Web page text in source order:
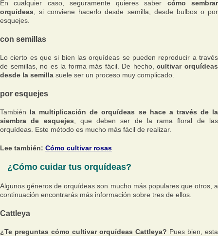
En cualquier caso, seguramente quieres saber cómo sembrar
orquídeas , si conviene hacerlo desde semilla, desde bulbos o por
esquejes.
con semillas
Lo cierto es que si bien las orquídeas se pueden reproducir a través
de semillas, no es la forma más fácil. De hecho,cultivar orquídeas
desde la semilla suele ser un proceso muy complicado.
por esquejes
También la multiplicación de orquídeas se hace a través de la
siembra de esquejes , que deben ser de la rama floral de las
orquídeas. Este método es mucho más fácil de realizar.
Lee también: Cómo cultivar rosas
¿Cómo cuidar tus orquídeas?
Algunos géneros de orquídeas son mucho más populares que otros, a
continuación encontrarás más información sobre tres de ellos.
Cattleya
¿Te preguntas cómo cultivar orquídeas Cattleya? Pues bien, esta